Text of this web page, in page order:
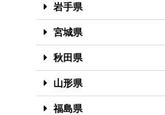
岩手県
宮城県
秋田県
山形県
福島県